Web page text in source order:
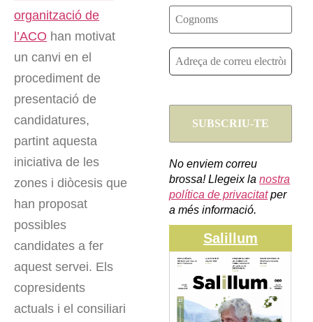
organització de
l’ACO han motivat
un canvi en el
procediment de
presentació de
candidatures,
partint aquesta
iniciativa de les
zones i diòcesis que
han proposat
possibles
candidates a fer
aquest servei. Els
copresidents
actuals i el consiliari
No enviem correu
brossa! Llegeix lanostra
política de privacitatper
a més informació.
Salillum